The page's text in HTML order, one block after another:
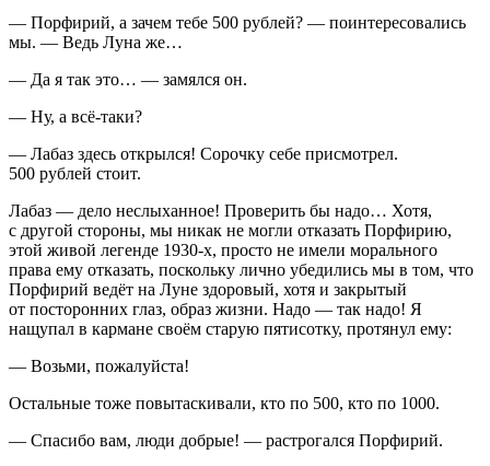
— Порфирий, а зачем тебе 500 рублей? — поинтересовались
мы. — Ведь Луна же…
— Да я так это… — замялся он.
— Ну, а всё-таки?
— Лабаз здесь открылся! Сорочку себе присмотрел.
500 рублей стоит.
Лабаз — дело неслыханное! Проверить бы надо… Хотя,
с другой стороны, мы никак не могли отказать Порфирию,
этой живой легенде 1930-х, просто не имели морального
права ему отказать, поскольку лично убедились мы в том, что
Порфирий ведёт на Луне здоровый, хотя и закрытый
от посторонних глаз, образ жизни. Надо — так надо! Я
нащупал в кармане своём старую пятисотку, протянул ему:
— Возьми, пожалуйста!
Остальные тоже повытаскивали, кто по 500, кто по 1000.
— Спасибо вам, люди добрые! — растрогался Порфирий.